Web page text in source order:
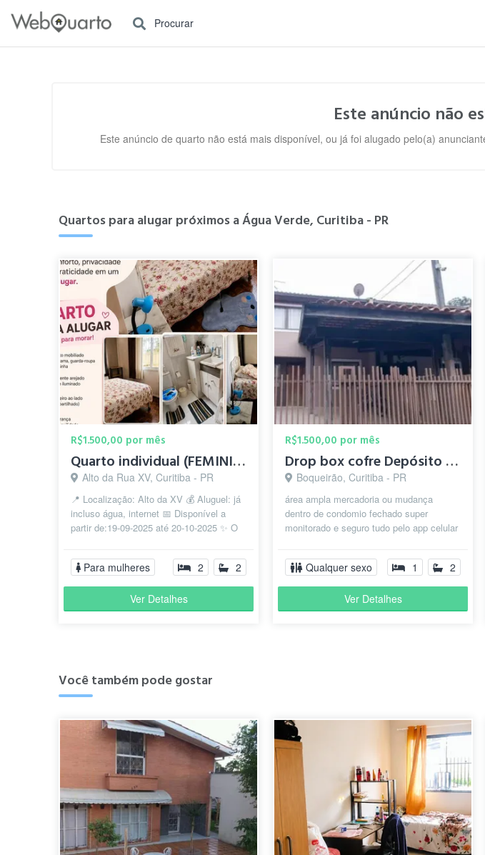
Procurar
Este anúncio não
Este anúncio de quarto não está mais disponível, ou já foi alugado pelo(a)
Quartos para alugar próximos a Água Verde, Curitiba - PR
R$1.500,00 por mês
Quarto individual (FEMININO)
Alto da Rua XV, Curitiba - PR
📍 Localização: Alto da XV 💰 Aluguel: já
incluso água, internet 📅 Disponível a
partir de:19-09-2025 até 20-10-2025 ✨ O
Para mulheres 2 2
Ver Detalhes
R$1.500,00 por mês
Drop box cofre Depósito ou garagem 3 carros
Boqueirão, Curitiba - PR
área ampla mercadoria ou mudança
dentro de condomio fechado super
monitorado e seguro tudo pelo app celular
fác...
Qualquer sexo 1 2
Ver Detalhes
Você também pode gostar